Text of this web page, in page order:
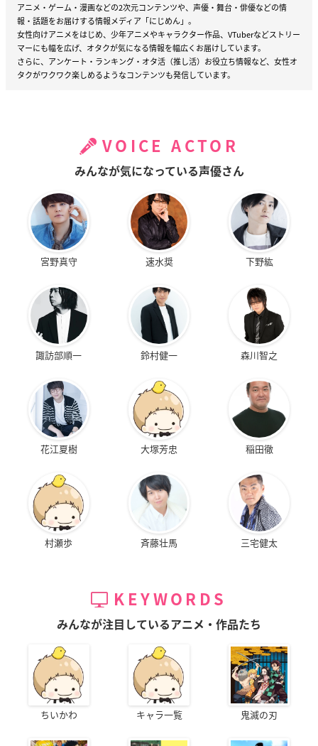
アニメ・ゲーム・漫画などの2次元コンテンツや、声優・舞台・俳優などの情
報・話題をお届けする情報メディア「にじめん」。
女性向けアニメをはじめ、少年アニメやキャラクター作品、VTuberなどストリー
マーにも幅を広げ、オタクが気になる情報を幅広くお届けしています。
さらに、アンケート・ランキング・オタ活（推し活）お役立ち情報など、女性オ
タクがワクワク楽しめるようなコンテンツも発信しています。
VOICE ACTOR
みんなが気になっている声優さん
宮野真守 速水奨 下野紘
諏訪部順一 鈴村健一 森川智之
花江夏樹 大塚芳忠 稲田徹
村瀬歩 斉藤壮馬 三宅健太
KEYWORDS
みんなが注目しているアニメ・作品たち
ちいかわ キャラ一覧 鬼滅の刃